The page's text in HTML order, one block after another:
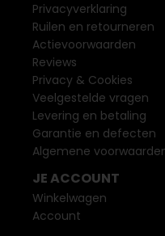
Privacyverklaring
Ruilen en retourneren
Actievoorwaarden
Reviews
Privacy & Cookies
Veelgestelde vragen
Levering en betaling
Garantie en defecten
Algemene
JE ACCOUNT
Winkelwagen
Account